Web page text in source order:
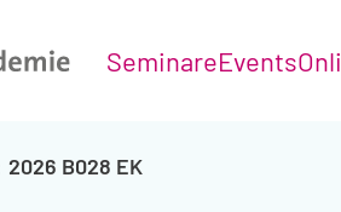
SeminareEvents
2026 B028 EK